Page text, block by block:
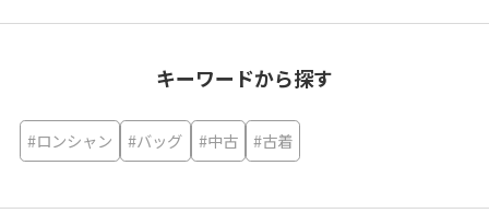
キーワードから探す
#ロンシャン #バッグ #中古 #古着